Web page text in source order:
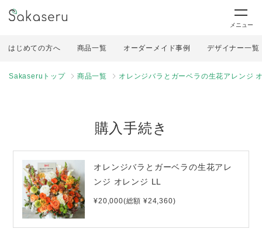
メニュー
はじめての方へ 商品一覧 オーダーメイド事例 デザイナー一覧
Sakaseruトップ 商品一覧 オレンジバラとガーベラの生花アレンジ
購入手続き
オレンジバラとガーベラの生花アレ
ンジ オレンジ LL
¥20,000(総額 ¥24,360)